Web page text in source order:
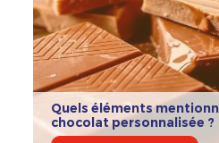
Quels éléments
chocolat personnalisée ?